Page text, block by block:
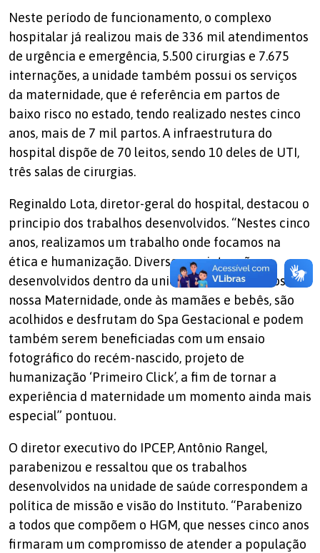
Neste período de funcionamento, o complexo
hospitalar já realizou mais de 336 mil atendimentos
de urgência e emergência, 5.500 cirurgias e 7.675
internações, a unidade também possui os serviços
da maternidade, que é referência em partos de
baixo risco no estado, tendo realizado nestes cinco
anos, mais de 7 mil partos. A infraestrutura do
hospital dispõe de 70 leitos, sendo 10 deles de UTI,
três salas de cirurgias.
Reginaldo Lota, diretor-geral do hospital, destacou o
principio dos trabalhos desenvolvidos. “Nestes cinco
anos, realizamos um trabalho onde focamos na
ética e humanização. Diversos projetos são
desenvolvidos dentro da unidade, destacando os da
nossa Maternidade, onde às mamães e bebês, são
acolhidos e desfrutam do Spa Gestacional e podem
também serem beneficiadas com um ensaio
fotográfico do recém-nascido, projeto de
humanização ‘Primeiro Click’, a fim de tornar a
experiência d maternidade um momento ainda mais
especial” pontuou.
O diretor executivo do IPCEP, Antônio Rangel,
parabenizou e ressaltou que os trabalhos
desenvolvidos na unidade de saúde correspondem a
política de missão e visão do Instituto. “Parabenizo
a todos que compõem o HGM, que nesses cinco anos
firmaram um compromisso de atender a população